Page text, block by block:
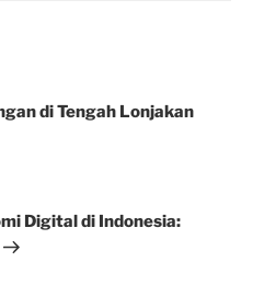
di Tengah Lonjakan
Digital di Indonesia: